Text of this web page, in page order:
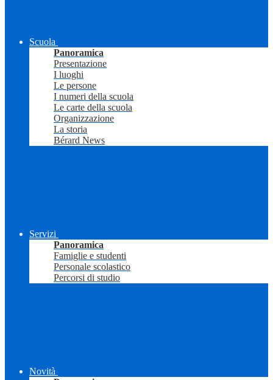
Scuola
Panoramica
Presentazione
I luoghi
Le persone
I numeri della scuola
Le carte della scuola
Organizzazione
La storia
Bérard News
Servizi
Panoramica
Famiglie e studenti
Personale scolastico
Percorsi di studio
Novità